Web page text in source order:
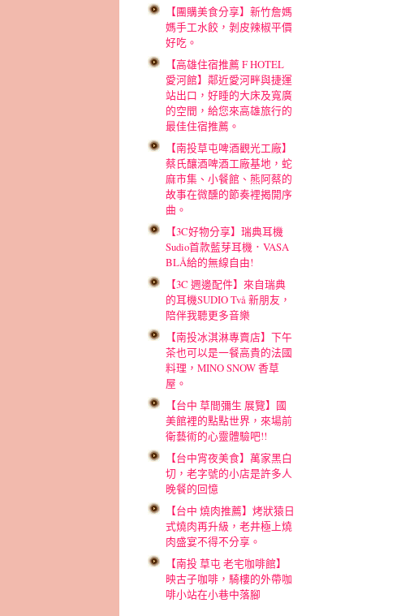
【團購美食分享】新竹詹媽
媽手工水餃，剝皮辣椒平價
好吃。
【高雄住宿推薦 F HOTEL
愛河館】鄰近愛河畔與捷運
站出口，好睡的大床及寬廣
的空間，給您來高雄旅行的
最佳住宿推薦。
【南投草屯啤酒觀光工廠】
蔡氏釀酒啤酒工廠基地，蛇
麻市集、小餐館、熊阿蔡的
故事在微醺的節奏裡揭開序
曲。
【3C好物分享】瑞典耳機
Sudio首款藍芽耳機．VASA
BLÅ給的無線自由!
【3C 週邊配件】來自瑞典
的耳機SUDIO Två 新朋友，
陪伴我聽更多音樂
【南投冰淇淋專賣店】下午
茶也可以是一餐高貴的法國
料理，MINO SNOW 香草
屋。
【台中 草間彌生 展覽】國
美館裡的點點世界，來場前
衛藝術的心靈體驗吧!!
【台中宵夜美食】萬家黑白
切，老字號的小店是許多人
晚餐的回憶
【台中 燒肉推薦】烤狀猿日
式燒肉再升級，老井極上燒
肉盛宴不得不分享。
【南投 草屯 老宅咖啡館】
映古子咖啡，騎樓的外帶咖
啡小站在小巷中落腳